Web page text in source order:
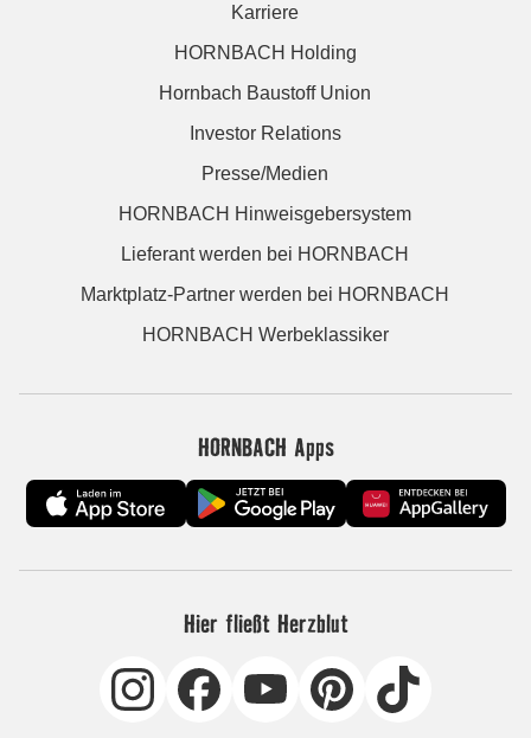
Karriere
HORNBACH Holding
Hornbach Baustoff Union
Investor Relations
Presse/Medien
HORNBACH Hinweisgebersystem
Lieferant werden bei HORNBACH
Marktplatz-Partner werden bei HORNBACH
HORNBACH Werbeklassiker
HORNBACH Apps
Hier fließt Herzblut